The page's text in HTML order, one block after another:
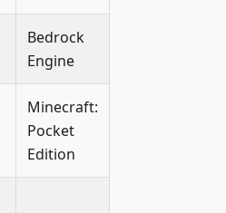
Bedrock
Engine
Minecraft:
Pocket
Edition